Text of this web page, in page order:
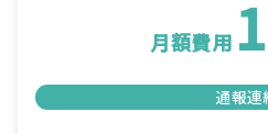
月額費用
通報連